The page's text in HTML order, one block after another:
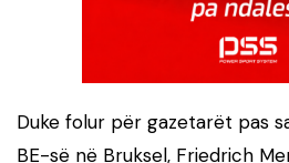
Duke folur për gazetarët pas
BE-së në Bruksel, Friedrich